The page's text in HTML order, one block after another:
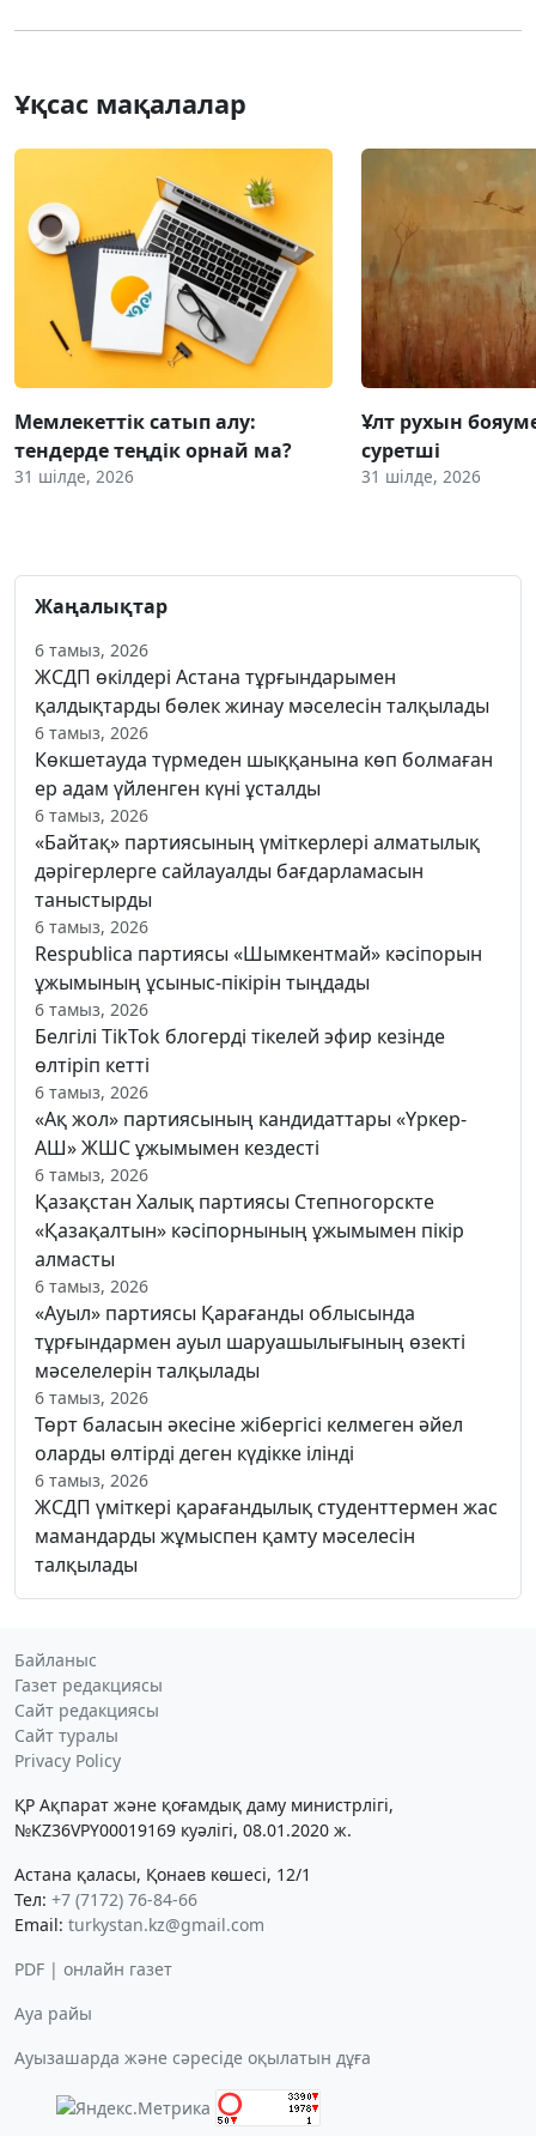
Ұқсас мақалалар
Мемлекеттік сатып алу:
тендерде теңдік орнай ма?
31 шілде, 2026
Ұлт рухын
суретші
31 шілде, 2026
Жаңалықтар
6 тамыз, 2026
ЖСДП өкілдері Астана тұрғындарымен
қалдықтарды бөлек жинау мәселесін талқылады
6 тамыз, 2026
Көкшетауда түрмеден шыққанына көп болмаған
ер адам үйленген күні ұсталды
6 тамыз, 2026
«Байтақ» партиясының үміткерлері алматылық
дәрігерлерге сайлауалды бағдарламасын
таныстырды
6 тамыз, 2026
Respublica партиясы «Шымкентмай» кәсіпорын
ұжымының ұсыныс-пікірін тыңдады
6 тамыз, 2026
Белгілі TikTok блогерді тікелей эфир кезінде
өлтіріп кетті
6 тамыз, 2026
«Ақ жол» партиясының кандидаттары «Үркер-
АШ» ЖШС ұжымымен кездесті
6 тамыз, 2026
Қазақстан Халық партиясы Степногорскте
«Қазақалтын» кәсіпорнының ұжымымен пікір
алмасты
6 тамыз, 2026
«Ауыл» партиясы Қарағанды облысында
тұрғындармен ауыл шаруашылығының өзекті
мәселелерін талқылады
6 тамыз, 2026
Төрт баласын әкесіне жібергісі келмеген әйел
оларды өлтірді деген күдікке ілінді
6 тамыз, 2026
ЖСДП үміткері қарағандылық студенттермен жас
мамандарды жұмыспен қамту мәселесін
талқылады
Байланыс
Газет редакциясы
Сайт редакциясы
Сайт туралы
Privacy Policy
ҚР Ақпарат және қоғамдық даму министрлігі,
№KZ36VPY00019169 куәлігі, 08.01.2020 ж.
Астана қаласы, Қонаев көшесі, 12/1
Тел: +7 (7172) 76-84-66
Email: turkystan.kz@gmail.com
PDF | онлайн газет
Ауа райы
Ауызашарда және сәресіде оқылатын дұға